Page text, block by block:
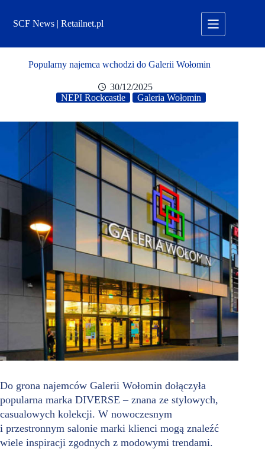
treściSCF News | Retailnet.pl
Popularny najemca wchodzi do Galerii Wołomin
30/12/2025
NEPI Rockcastle
Galeria Wołomin
Do grona najemców Galerii Wołomin dołączyła
popularna marka DIVERSE – znana ze stylowych,
casualowych kolekcji. W nowoczesnym
i przestronnym salonie marki klienci mogą znaleźć
wiele inspiracji zgodnych z modowymi trendami.